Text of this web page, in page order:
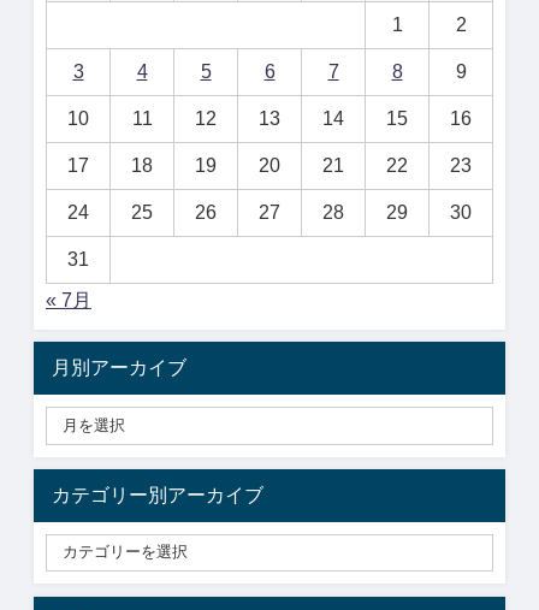
1 2
3 4 5 6 7 8 9
10 11 12 13 14 15 16
17 18 19 20 21 22 23
24 25 26 27 28 29 30
31
« 7月
月別アーカイブ
カテゴリー別アーカイブ